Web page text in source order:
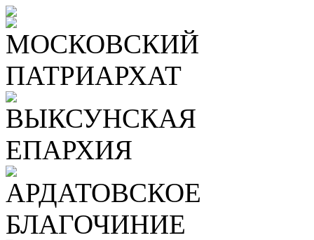
МОСКОВСКИЙ
ПАТРИАРХАТ
ВЫКСУНСКАЯ
ЕПАРХИЯ
АРДАТОВСКОЕ
БЛАГОЧИНИЕ